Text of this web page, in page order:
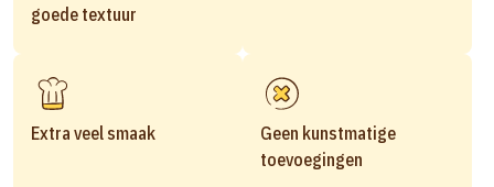
goede textuur
Extra veel smaak
Geen kunstmatige
toevoegingen